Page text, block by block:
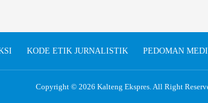
KODE ETIK JURNALISTIK PEDOMAN
Copyright © 2026 Kalteng Ekspres. All Right